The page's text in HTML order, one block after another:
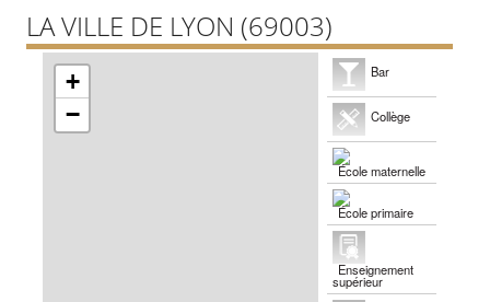
LA VILLE DE LYON (69003)
+
−
Bar
Collège
École maternelle
École primaire
Enseignement
supérieur